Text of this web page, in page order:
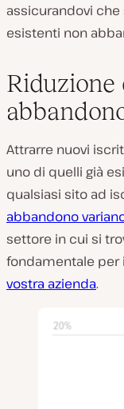
assicurandovi
esistenti non
Riduzione
Attrarre nuovi
uno di quelli già
qualsiasi sito ad
abbandono
settore in cui si
fondamentale per
vostra azienda.